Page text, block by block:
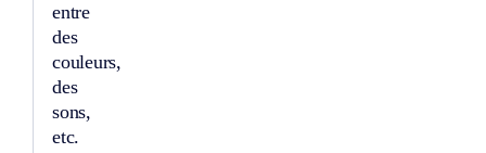
entre
des
couleurs,
des
sons,
etc.